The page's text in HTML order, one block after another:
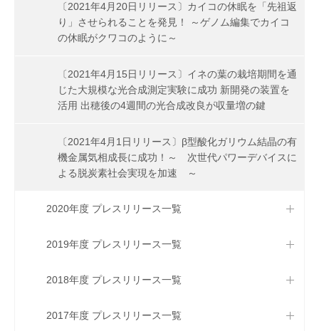
〔2021年4月20日リリース〕カイコの休眠を「先祖返
り」させられることを発見！ ～ゲノム編集でカイコ
の休眠がクワコのように～
〔2021年4月15日リリース〕イネの葉の栽培期間を通
じた大規模な光合成測定実験に成功 新開発の装置を
活用 出穂後の4週間の光合成改良が収量増の鍵
〔2021年4月1日リリース〕β型酸化ガリウム結晶の有
機金属気相成長に成功！～ 次世代パワーデバイスに
よる脱炭素社会実現を加速 ～
2020年度 プレスリリース一覧
2019年度 プレスリリース一覧
2018年度 プレスリリース一覧
2017年度 プレスリリース一覧